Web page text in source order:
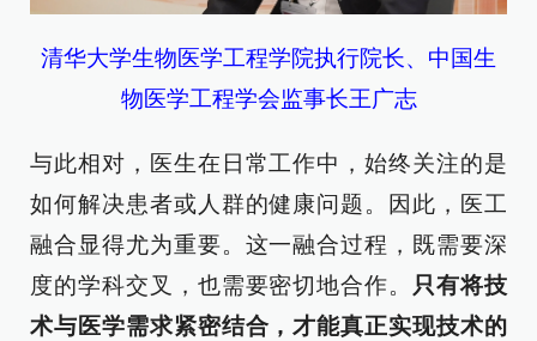
清华大学生物医学工程学院执行院长、中国生
物医学工程学会监事长王广志
与此相对，医生在日常工作中，始终关注的是
如何解决患者或人群的健康问题。因此，医工
融合显得尤为重要。这一融合过程，既需要深
度的学科交叉，也需要密切地合作。 只有将技
术与医学需求紧密结合，才能真正实现技术的